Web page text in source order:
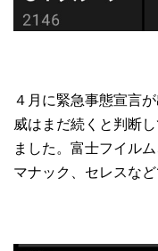
４月に緊急事態宣言
威はまだ続くと判断
ました。富士フイル
マナック、セレスなど